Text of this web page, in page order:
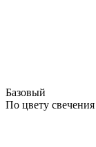
Базовый
По цвету свечения